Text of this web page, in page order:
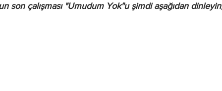
son çalışması "Umudum Yok"u şimdi aşağıdan